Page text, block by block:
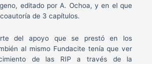
editado por A. Ochoa, y en el que
de 3 capítulos.
del apoyo que se prestó en los
al mismo Fundacite tenía que ver
de las RIP a través de la